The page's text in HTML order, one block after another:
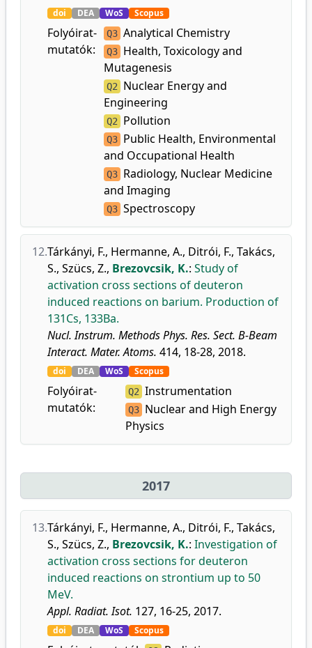
doi DEA WoS Scopus
Folyóirat-
mutatók:
Q3 Analytical Chemistry
Q3 Health, Toxicology and
Mutagenesis
Q2 Nuclear Energy and
Engineering
Q2 Pollution
Q3 Public Health, Environmental
and Occupational Health
Q3 Radiology, Nuclear Medicine
and Imaging
Q3 Spectroscopy
12.Tárkányi, F., Hermanne, A., Ditrói, F., Takács,
S., Szücs, Z., Brezovcsik, K.: Study of
activation cross sections of deuteron
induced reactions on barium. Production of
131Cs, 133Ba.
Nucl. Instrum. Methods Phys. Res. Sect. B-Beam
Interact. Mater. Atoms. 414, 18-28, 2018.
doi DEA WoS Scopus
Folyóirat-
mutatók:
Q2 Instrumentation
Q3 Nuclear and High Energy
Physics
2017
13.Tárkányi, F., Hermanne, A., Ditrói, F., Takács,
S., Szücs, Z., Brezovcsik, K.: Investigation of
activation cross sections for deuteron
induced reactions on strontium up to 50
MeV.
Appl. Radiat. Isot. 127, 16-25, 2017.
doi DEA WoS Scopus